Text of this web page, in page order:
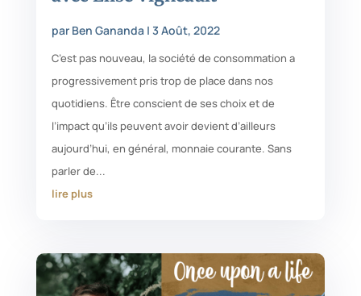
par Ben Gananda| 3 Août, 2022
C’est pas nouveau, la société de consommation a
progressivement pris trop de place dans nos
quotidiens. Être conscient de ses choix et de
l’impact qu’ils peuvent avoir devient d’ailleurs
aujourd’hui, en général, monnaie courante. Sans
parler de...
lire plus